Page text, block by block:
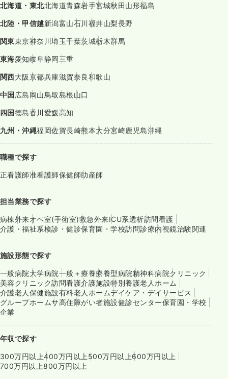
北海道・東北北海道青森岩手宮城秋田山形福島
北陸・甲信越新潟富山石川福井山梨長野
関東東京神奈川埼玉千葉茨城栃木群馬
東海愛知岐阜静岡三重
関西大阪京都兵庫滋賀奈良和歌山
中国広島岡山鳥取島根山口
四国徳島香川愛媛高知
九州・沖縄福岡佐賀長崎熊本大分宮崎鹿児島沖縄
職種で探す
正看護師准看護師保健師助産師
担当業務で探す
病棟外来オペ室(手術室)救急外来ICU系透析訪問看護
介護・福祉系検診・健診保育園・学校訪問診療内視鏡治験関連
施設形態で探す
一般病院大学病院一般＋療養療養型病院精神科病院クリニック
美容クリニック訪問看護介護施設特別養護老人ホーム
介護老人保健施設有料老人ホームデイケア・デイサービス
グループホームサ高住障がい者施設健診センター保育園・学校
企業
年収で探す
300万円以上400万円以上 500万円以上600万円以上
700万円以上800万円以上